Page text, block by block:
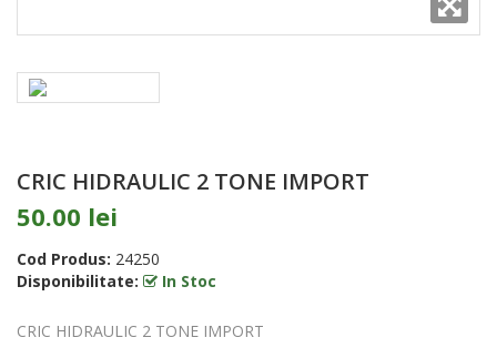
CRIC HIDRAULIC 2 TONE IMPORT
50.00 lei
Cod Produs: 24250
Disponibilitate:
In Stoc
CRIC HIDRAULIC 2 TONE IMPORT